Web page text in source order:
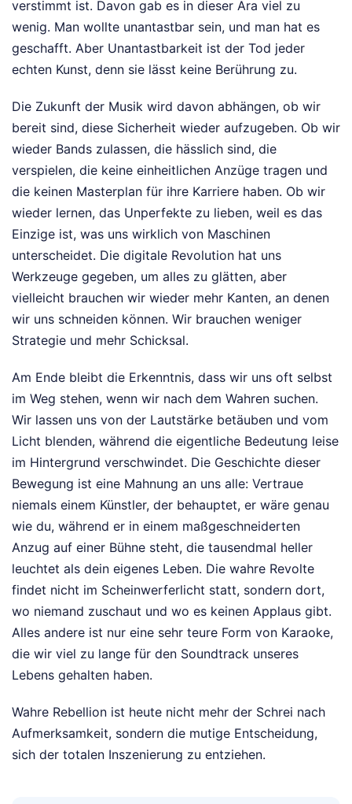
verstimmt ist. Davon gab es in dieser Ära viel zu
wenig. Man wollte unantastbar sein, und man hat es
geschafft. Aber Unantastbarkeit ist der Tod jeder
echten Kunst, denn sie lässt keine Berührung zu.
Die Zukunft der Musik wird davon abhängen, ob wir
bereit sind, diese Sicherheit wieder aufzugeben. Ob wir
wieder Bands zulassen, die hässlich sind, die
verspielen, die keine einheitlichen Anzüge tragen und
die keinen Masterplan für ihre Karriere haben. Ob wir
wieder lernen, das Unperfekte zu lieben, weil es das
Einzige ist, was uns wirklich von Maschinen
unterscheidet. Die digitale Revolution hat uns
Werkzeuge gegeben, um alles zu glätten, aber
vielleicht brauchen wir wieder mehr Kanten, an denen
wir uns schneiden können. Wir brauchen weniger
Strategie und mehr Schicksal.
Am Ende bleibt die Erkenntnis, dass wir uns oft selbst
im Weg stehen, wenn wir nach dem Wahren suchen.
Wir lassen uns von der Lautstärke betäuben und vom
Licht blenden, während die eigentliche Bedeutung leise
im Hintergrund verschwindet. Die Geschichte dieser
Bewegung ist eine Mahnung an uns alle: Vertraue
niemals einem Künstler, der behauptet, er wäre genau
wie du, während er in einem maßgeschneiderten
Anzug auf einer Bühne steht, die tausendmal heller
leuchtet als dein eigenes Leben. Die wahre Revolte
findet nicht im Scheinwerferlicht statt, sondern dort,
wo niemand zuschaut und wo es keinen Applaus gibt.
Alles andere ist nur eine sehr teure Form von Karaoke,
die wir viel zu lange für den Soundtrack unseres
Lebens gehalten haben.
Wahre Rebellion ist heute nicht mehr der Schrei nach
Aufmerksamkeit, sondern die mutige Entscheidung,
sich der totalen Inszenierung zu entziehen.